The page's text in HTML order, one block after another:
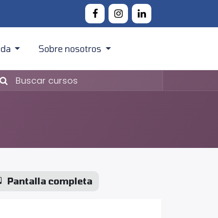
Sobre nosotros
Contacto
Pantalla completa